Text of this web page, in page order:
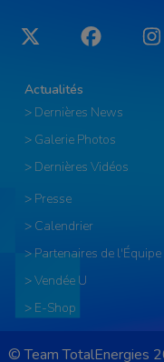
Twitter Facebook
Actualités
> Dernières News
> Galerie Photos
> Dernières Vidéos
> Presse
> Calendrier
> Partenaires de l'Équipe
> Vendée U
> E-Shop
© Team TotalEnergies